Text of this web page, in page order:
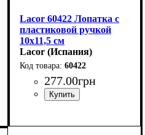
Lacor 60422 Лопатка с
пластиковой ручкой
10х11,5 см
Lacor (Испания)
60422
277.00грн